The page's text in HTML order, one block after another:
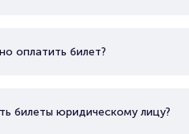
оплатить билет?
билеты юридическому лицу?